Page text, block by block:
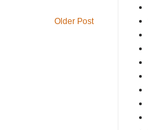
Older Post